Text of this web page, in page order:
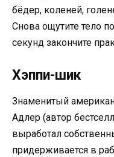
бёдер, коленей,
Снова ощутите тело
секунд закончите
Хэппи-шик
Знаменитый
Адлер (автор
выработал
придерживается в